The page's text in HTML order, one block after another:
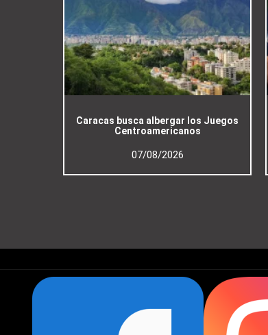
Caracas busca albergar los Juegos
Centroamericanos
07/08/2026